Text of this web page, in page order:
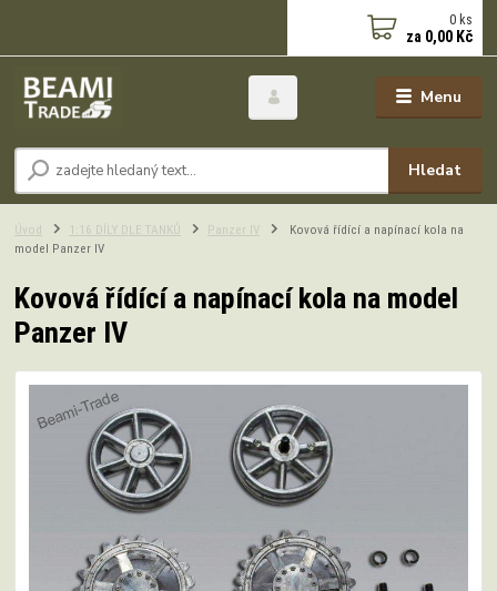
Menu
Hledat
0 ks
za 0,00 Kč
Úvod 1:16 DÍLY DLE TANKŮ Panzer IV
Kovová řídící a napínací kola na
model Panzer IV
Kovová řídící a napínací kola na model
Panzer IV